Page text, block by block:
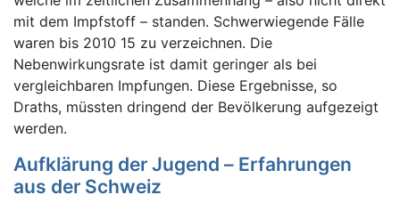
mit dem Impfstoff – standen. Schwerwiegende Fälle
waren bis 2010 15 zu verzeichnen. Die
Nebenwirkungsrate ist damit geringer als bei
vergleichbaren Impfungen. Diese Ergebnisse, so
Draths, müssten dringend der Bevölkerung aufgezeigt
werden.
Aufklärung der Jugend – Erfahrungen
aus der Schweiz